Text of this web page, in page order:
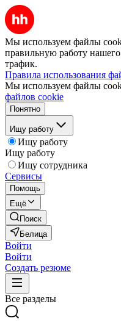
Мы используем файлы
правильную работу нашего
трафик.
Правила использования
Мы используем файлы
файлов cookie
Понятно
Ищу работу
Ищу работу
Ищу работу
Ищу сотрудника
Сервисы
Помощь
Ещё
Поиск
Белица
Войти
Войти
Создать резюме
Все разделы